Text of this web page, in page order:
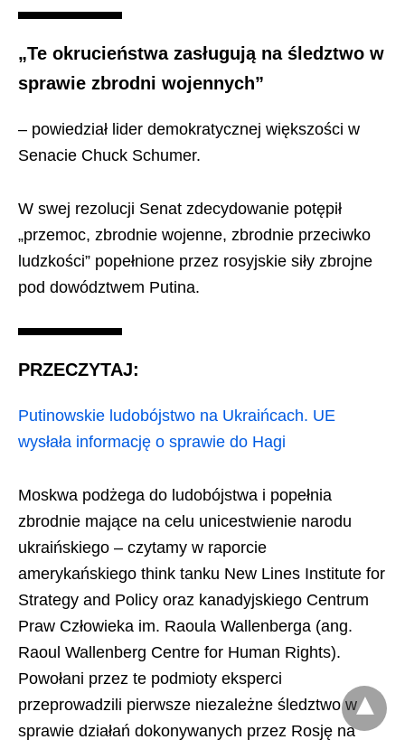
„Te okrucieństwa zasługują na śledztwo w
sprawie zbrodni wojennych”
– powiedział lider demokratycznej większości w
Senacie Chuck Schumer.
W swej rezolucji Senat zdecydowanie potępił
„przemoc, zbrodnie wojenne, zbrodnie przeciwko
ludzkości” popełnione przez rosyjskie siły zbrojne
pod dowództwem Putina.
PRZECZYTAJ:
Putinowskie ludobójstwo na Ukraińcach. UE
wysłała informację o sprawie do Hagi
Moskwa podżega do ludobójstwa i popełnia
zbrodnie mające na celu unicestwienie narodu
ukraińskiego – czytamy w raporcie
amerykańskiego think tanku New Lines Institute for
Strategy and Policy oraz kanadyjskiego Centrum
Praw Człowieka im. Raoula Wallenberga (ang.
Raoul Wallenberg Centre for Human Rights).
Powołani przez te podmioty eksperci
przeprowadzili pierwsze niezależne śledztwo w
sprawie działań dokonywanych przez Rosję na